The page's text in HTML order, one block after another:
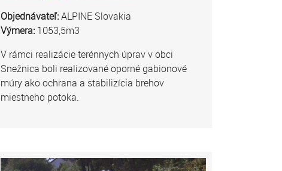
Objednávateľ:ALPINE Slovakia
Výmera:1053,5m3
V rámci realizácie terénnych úprav v obci
Snežnica boli realizované oporné gabionové
múry ako ochrana a stabilizícia brehov
miestneho potoka.